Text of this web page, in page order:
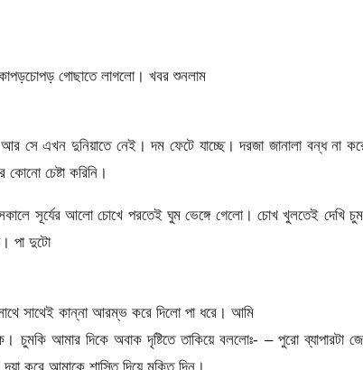
গোছাতে লাগলো। খবর শুনলাম
সে এখন দুনিয়াতে নেই। দম ফেটে যাচ্ছে। দরজা জানালা বন্ধ না
চেষ্টা করিনি।
সূর্যের আলো চোখে পরতেই ঘুম ভেঙ্গে গেলো। চোখ খুলতেই দেখি
পা দুটো
সাথেই কান্না আরম্ভ করে দিলো পা ধরে। আমি
আমার দিকে অবাক দৃষ্টিতে তাকিয়ে বললোঃ- – পুরো ব্যাপারটা
করে আমাকে শাস্তি দিয়ে মুক্তি দিন।